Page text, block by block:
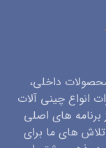
داخلی،
انواع چینی آلات
های اصلی
های ما برای